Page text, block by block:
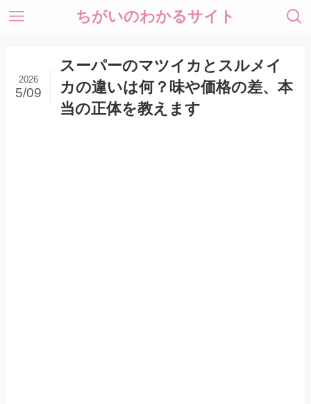
ちがいのわかるサイト
スーパーのマツイカとスルメイ
カの違いは何？味や価格の差、本
当の正体を教えます
2026
5/09